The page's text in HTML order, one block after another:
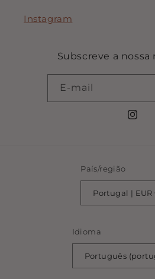
Instagram
Subscreve a
E-mail
País/região
Idioma
Português